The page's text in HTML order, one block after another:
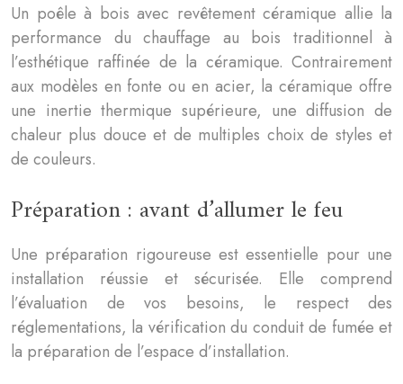
Un poêle à bois avec revêtement céramique allie la
performance du chauffage au bois traditionnel à
l’esthétique raffinée de la céramique. Contrairement
aux modèles en fonte ou en acier, la céramique offre
une inertie thermique supérieure, une diffusion de
chaleur plus douce et de multiples choix de styles et
de couleurs.
Préparation : avant d’allumer le feu
Une préparation rigoureuse est essentielle pour une
installation réussie et sécurisée. Elle comprend
l’évaluation de vos besoins, le respect des
réglementations, la vérification du conduit de fumée et
la préparation de l’espace d’installation.